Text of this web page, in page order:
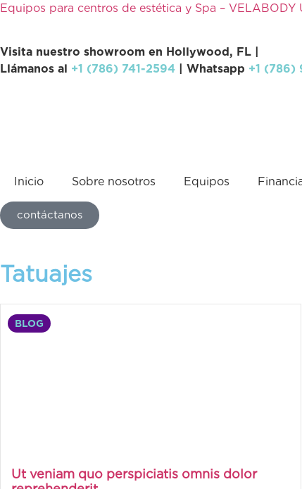
Equipos para centros de estética y Spa – VELABODY
Visita nuestro showroom en Hollywood, FL |
Llámanos al +1 (786) 741-2594 | Whatsapp +1
Inicio Sobre nosotros Equipos
contáctanos
Tatuajes
BLOG
Ut veniam quo perspiciatis omnis dolor